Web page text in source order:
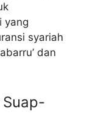
yang
syariah
dan